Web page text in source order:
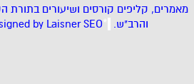
מאמרים, קליפים קורסים ושיעורים
והרב"ש. *
by LaisnerSEO